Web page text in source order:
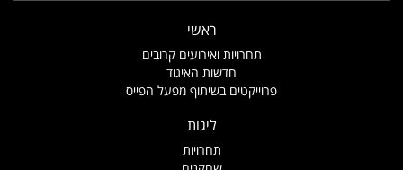
ראשי
תחרויות ואירועים קרובים
חדשות האיגוד
פרוייקטים בשיתוף מפעל הפייס
ליגות
תחרויות